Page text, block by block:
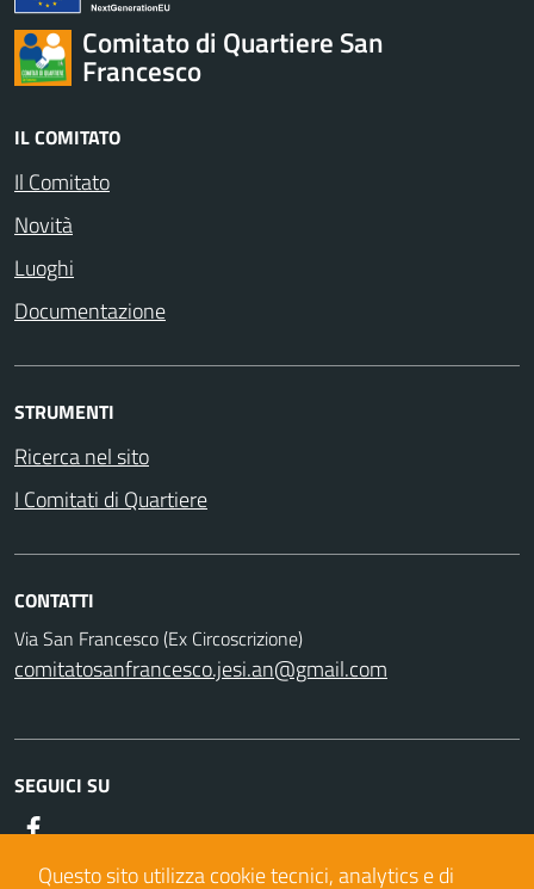
Comitato di Quartiere San
Francesco
IL COMITATO
Il Comitato
Novità
Luoghi
Documentazione
STRUMENTI
Ricerca nel sito
I Comitati di Quartiere
CONTATTI
Via San Francesco (Ex Circoscrizione)
comitatosanfrancesco.jesi.an@gmail.com
SEGUICI SU
Facebook
Questo sito utilizza cookie tecnici, analytics e di